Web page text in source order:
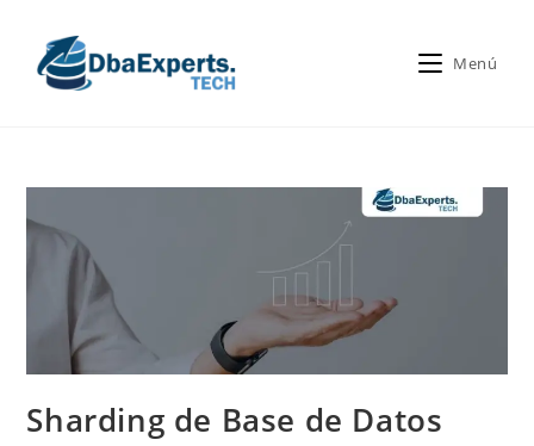
Menú
Sharding de Base de Datos